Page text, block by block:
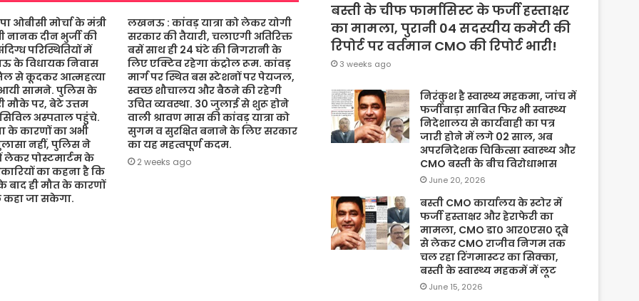
मोर्चा के मंत्री
नानक दीन भुर्जी की
परिस्थितियों में
के विधायक निवास
से कूदकर आत्महत्या
सामने. पुलिस के
मौके पर, बेटे उत्तम
अस्पताल पहुंचे.
के कारणों का अभी
नहीं, पुलिस ने
पोस्टमार्टम के
का कहना है कि
बाद ही मौत के कारणों
जा सकेगा.
लखनऊ : कांवड़ यात्रा को लेकर योगी
सरकार की तैयारी, चलाएगी अतिरिक्त
बसें साथ ही 24 घंटे की निगरानी के
लिए एक्टिव रहेगा कंट्रोल रूम. कांवड़
मार्ग पर स्थित बस स्टेशनों पर पेयजल,
स्वच्छ शौचालय और बैठने की रहेगी
उचित व्यवस्था. 30 जुलाई से शुरू होने
वाली श्रावण मास की कांवड़ यात्रा को
सुगम व सुरक्षित बनाने के लिए सरकार
का यह महत्वपूर्ण कदम.
2 weeks ago
बस्ती के चीफ फार्मासिस्ट के फर्जी हस्ताक्षर
का मामला, पुरानी 04 सदस्यीय कमेटी की
रिपोर्ट पर वर्तमान CMO की रिपोर्ट भारी!
3 weeks ago
निरंकुश है स्वास्थ्य महकमा, जांच में
फर्जीवाड़ा साबित फिर भी स्वास्थ्य
निदेशालय से कार्यवाही का पत्र
जारी होने में लगे 02 साल, अब
अपरनिदेशक चिकित्सा स्वास्थ्य और
CMO बस्ती के बीच विरोधाभास
June 20, 2026
बस्ती CMO कार्यालय के स्टोर में
फर्जी हस्ताक्षर और हेराफेरी का
मामला, CMO डा० आर०एस० दूबे
से लेकर CMO राजीव निगम तक
चल रहा रिंगमास्टर का सिक्का,
बस्ती के स्वास्थ्य महकमें में लूट
June 15, 2026